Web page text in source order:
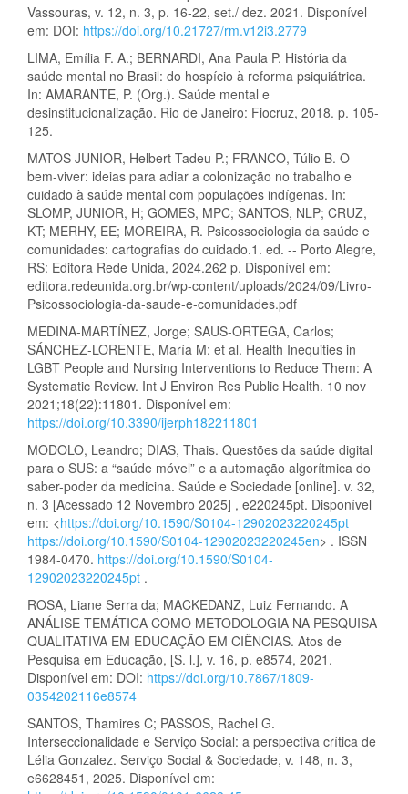
Vassouras, v. 12, n. 3, p. 16-22, set./ dez. 2021. Disponível
em: DOI: https://doi.org/10.21727/rm.v12i3.2779
LIMA, Emília F. A.; BERNARDI, Ana Paula P. História da
saúde mental no Brasil: do hospício à reforma psiquiátrica.
In: AMARANTE, P. (Org.). Saúde mental e
desinstitucionalização. Rio de Janeiro: Fiocruz, 2018. p. 105-
125.
MATOS JUNIOR, Helbert Tadeu P.; FRANCO, Túlio B. O
bem-viver: ideias para adiar a colonização no trabalho e
cuidado à saúde mental com populações indígenas. In:
SLOMP, JUNIOR, H; GOMES, MPC; SANTOS, NLP; CRUZ,
KT; MERHY, EE; MOREIRA, R. Psicossociologia da saúde e
comunidades: cartografias do cuidado.1. ed. -- Porto Alegre,
RS: Editora Rede Unida, 2024.262 p. Disponível em:
editora.redeunida.org.br/wp-content/uploads/2024/09/Livro-
Psicossociologia-da-saude-e-comunidades.pdf
MEDINA-MARTÍNEZ, Jorge; SAUS-ORTEGA, Carlos;
SÁNCHEZ-LORENTE, María M; et al. Health Inequities in
LGBT People and Nursing Interventions to Reduce Them: A
Systematic Review. Int J Environ Res Public Health. 10 nov
2021;18(22):11801. Disponível em:
https://doi.org/10.3390/ijerph182211801
MODOLO, Leandro; DIAS, Thais. Questões da saúde digital
para o SUS: a “saúde móvel” e a automação algorítmica do
saber-poder da medicina. Saúde e Sociedade [online]. v. 32,
n. 3 [Acessado 12 Novembro 2025] , e220245pt. Disponível
em: <https://doi.org/10.1590/S0104-12902023220245pt
https://doi.org/10.1590/S0104-12902023220245en> . ISSN
1984-0470. https://doi.org/10.1590/S0104-
12902023220245pt .
ROSA, Liane Serra da; MACKEDANZ, Luiz Fernando. A
ANÁLISE TEMÁTICA COMO METODOLOGIA NA PESQUISA
QUALITATIVA EM EDUCAÇÃO EM CIÊNCIAS. Atos de
Pesquisa em Educação, [S. l.], v. 16, p. e8574, 2021.
Disponível em: DOI: https://doi.org/10.7867/1809-
0354202116e8574
SANTOS, Thamires C; PASSOS, Rachel G.
Interseccionalidade e Serviço Social: a perspectiva crítica de
Lélia Gonzalez. Serviço Social & Sociedade, v. 148, n. 3,
e6628451, 2025. Disponível em: